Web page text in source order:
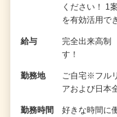
ください！ 1
を有効活用で
給与
完全出来高制
す！
勤務地
ご自宅※フル
アおよび日本
勤務時間
好きな時間に